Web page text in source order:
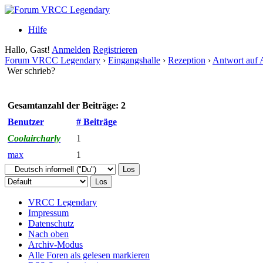
Hilfe
Hallo, Gast! Anmelden Registrieren
Forum VRCC Legendary › Eingangshalle › Rezeption › Antwort auf
Wer schrieb?
Gesamtanzahl der Beiträge: 2
Benutzer
# Beiträge
Coolaircharly
1
max
1
VRCC Legendary
Impressum
Datenschutz
Nach oben
Archiv-Modus
Alle Foren als gelesen markieren